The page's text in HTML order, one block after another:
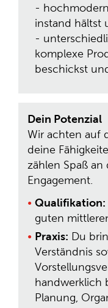
-
instand hältst
-
komplexe
beschickst
Dein Potenzial
Wir achten auf
deine
zählen Spaß
Engagement.
Qualifikation:
guten
Praxis: Du
Verständnis
handwerklich
Planung,